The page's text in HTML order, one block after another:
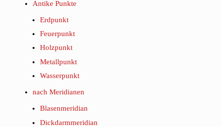
Antike Punkte
Erdpunkt
Feuerpunkt
Holzpunkt
Metallpunkt
Wasserpunkt
nach Meridianen
Blasenmeridian
Dickdarmmeridian